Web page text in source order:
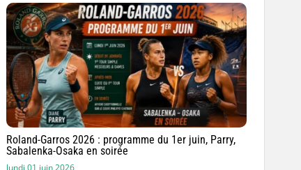
Roland-Garros 2026 : programme du 1er juin, Parry,
Sabalenka-Osaka en soirée